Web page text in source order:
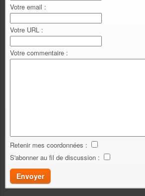
Votre email :
Votre URL :
Votre commentaire :
Retenir mes coordonnées :
S'abonner au fil de discussion :